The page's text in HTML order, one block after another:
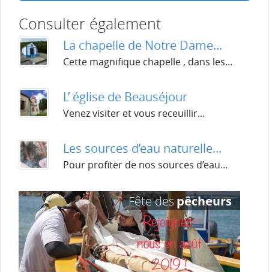
Consulter également
La chapelle de Notre Dame...
Cette magnifique chapelle , dans les...
L’ église de Beauséjour
Venez visiter et vous receuillir...
Les sources d’eau naturelle...
Pour profiter de nos sources d’eau...